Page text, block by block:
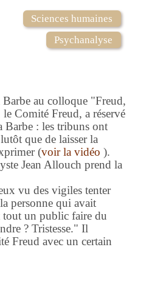
Sciences humaines
Psychanalyse
Barbe au colloque "Freud,
Comité Freud, a réservé
Barbe : les tribuns ont
que de laisser la
(voir la vidéo ).
Jean Allouch prend la
vu des vigiles tenter
personne qui avait
tout un public faire du
? Tristesse." Il
Freud avec un certain